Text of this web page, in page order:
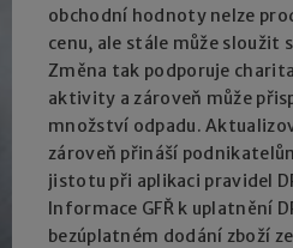
obchodní hodnoty nelze
cenu, ale stále může sloužit
Změna tak podporuje
aktivity a zároveň může
množství odpadu.
zároveň přináší
jistotu při aplikaci pravidel
Informace GFŘ k uplatnění
bezúplatném dodání zboží